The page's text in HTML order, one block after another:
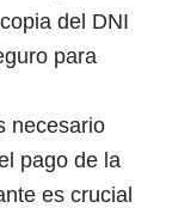
del DNI
para
necesario
pago de la
es crucial